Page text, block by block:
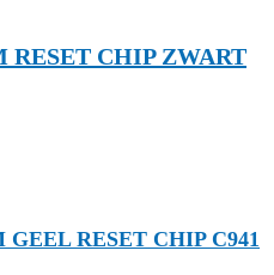
RESET CHIP ZWART